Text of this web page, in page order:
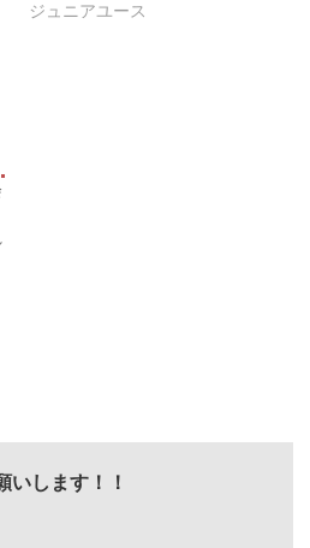
ジュニアユース
いします！！